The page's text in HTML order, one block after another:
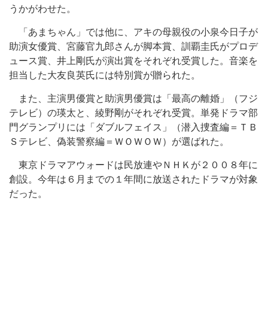
うかがわせた。
「あまちゃん」では他に、アキの母親役の小泉今日子が
助演女優賞、宮藤官九郎さんが脚本賞、訓覇圭氏がプロデ
ュース賞、井上剛氏が演出賞をそれぞれ受賞した。音楽を
担当した大友良英氏には特別賞が贈られた。
また、主演男優賞と助演男優賞は「最高の離婚」（フジ
テレビ）の瑛太と、綾野剛がそれぞれ受賞。単発ドラマ部
門グランプリには「ダブルフェイス」（潜入捜査編＝ＴＢ
Ｓテレビ、偽装警察編＝ＷＯＷＯＷ）が選ばれた。
東京ドラマアウォードは民放連やＮＨＫが２００８年に
創設。今年は６月までの１年間に放送されたドラマが対象
だった。